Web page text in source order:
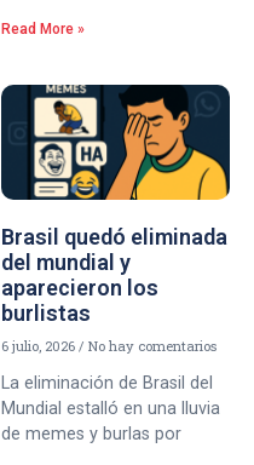
Read More »
Brasil quedó eliminada
del mundial y
aparecieron los
burlistas
6 julio, 2026 No hay comentarios
La eliminación de Brasil del
Mundial estalló en una lluvia
de memes y burlas por